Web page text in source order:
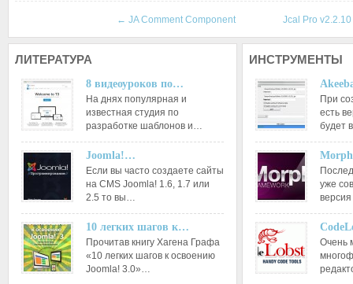
← JA Comment Component Jcal Pro v2.2.10
ЛИТЕРАТУРА
8 видеоуроков по…
На днях популярная и
известная студия по
разработке шаблонов и…
Joomla!…
Если вы часто создаете сайты
на CMS Joomla! 1.6, 1.7 или
2.5 то вы…
10 легких шагов к…
Прочитав книгу Хагена Графа
«10 легких шагов к освоению
Joomla! 3.0»…
ИНСТРУМЕНТЫ
При
есть
будет
уже
Очень